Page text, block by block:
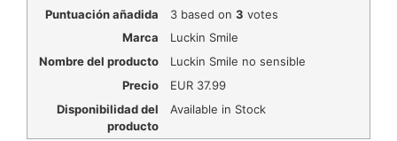
Puntuación añadida 3based on 3 votes
Marca
Luckin Smile
Nombre del producto
Luckin Smile no sensible
Precio
EUR37.99
Disponibilidad del
producto
Available in Stock